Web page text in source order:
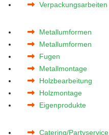
Verpackungsarbeiten
Metallumformen
Metallumformen
Fugen
Metallmontage
Holzbearbeitung
Holzmontage
Eigenprodukte
Catering/Partyservice